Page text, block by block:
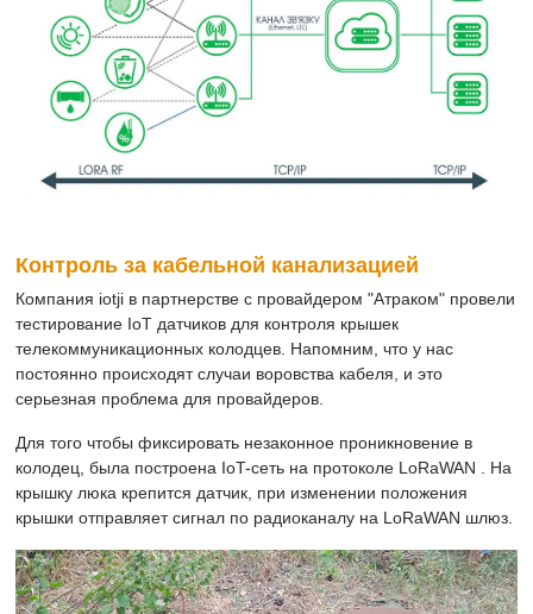
Контроль за кабельной канализацией
Компания iotji в партнерстве с провайдером "Атраком" провели
тестирование IoT датчиков для контроля крышек
телекоммуникационных колодцев. Напомним, что у нас
постоянно происходят случаи воровства кабеля, и это
серьезная проблема для провайдеров.
Для того чтобы фиксировать незаконное проникновение в
колодец, была построена IoT-сеть на протоколе LoRaWAN . На
крышку люка крепится датчик, при изменении положения
крышки отправляет сигнал по радиоканалу на LoRaWAN шлюз.